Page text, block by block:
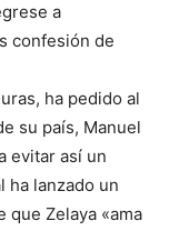
a
confesión de
ha pedido al
su país, Manuel
evitar así un
ha lanzado un
que Zelaya «ama